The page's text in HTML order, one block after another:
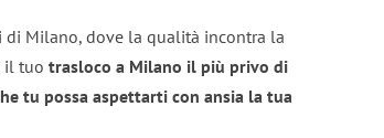
Milano, dove la qualità incontra la
il tuo trasloco a Milano il più privo di
tu possa aspettarti con ansia la tua